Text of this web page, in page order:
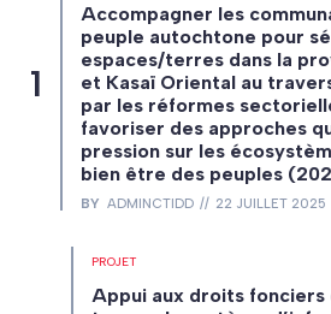
Accompagner les
peuple autochtone pour
espaces/terres dans la
et Kasaï Oriental au
par les réformes
favoriser des approches
pression sur les
bien être des peuples
BY ADMINCTIDD 22 JUILLET 2025
PROJET
Appui aux droits fonciers